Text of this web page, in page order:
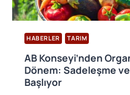
HABERLER TARIM
AB Konseyi’nden
Dönem: Sadeleşme ve
Başlıyor